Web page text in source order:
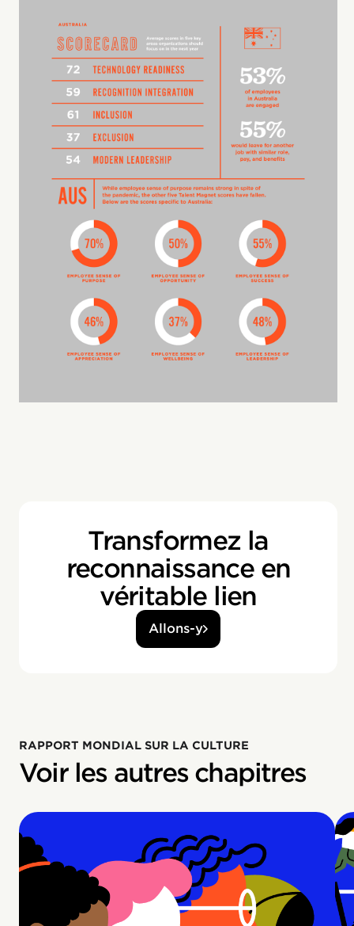
Transformez la
reconnaissance en
véritable lien
Allons-y
RAPPORT MONDIAL SUR LA CULTURE
Voir les autres chapitres